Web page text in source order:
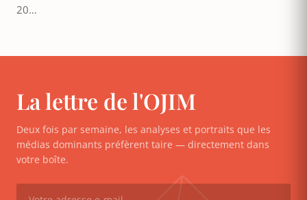
20…
La lettre de l'OJIM
Deux fois par semaine, les analyses et portraits que les
médias dominants préfèrent taire — directement dans
votre boîte.